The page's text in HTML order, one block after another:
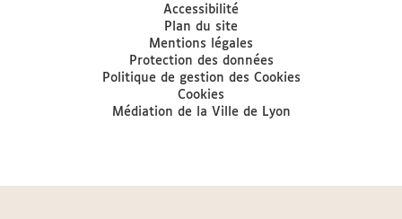
Accessibilité
Plan du site
Mentions légales
Protection des données
Politique de gestion des Cookies
Cookies
Médiation de la Ville de Lyon